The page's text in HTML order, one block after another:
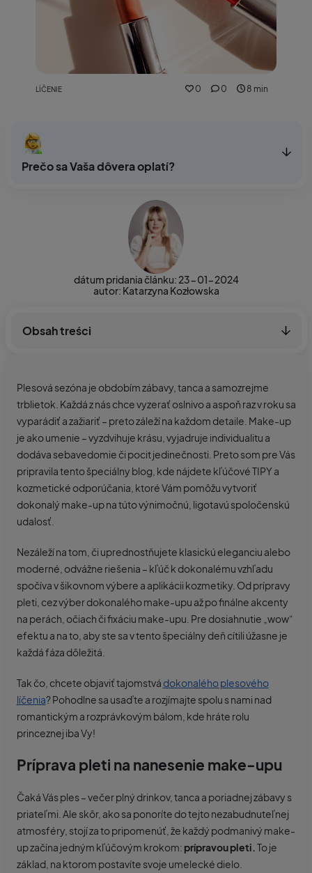
LÍČENIE 0 0 8 min
dátum pridania článku: 23-01-2024
autor: Katarzyna Kozłowska
Obsah treści
Plesová sezóna je obdobím zábavy, tanca a samozrejme
trblietok. Každá z nás chce vyzerať oslnivo a aspoň raz v roku sa
vyparádiť a zažiariť – preto záleží na každom detaile. Make-up
je ako umenie – vyzdvihuje krásu, vyjadruje individualitu a
dodáva sebavedomie či pocit jedinečnosti. Preto som pre Vás
pripravila tento špeciálny blog, kde nájdete kľúčové TIPY a
kozmetické odporúčania, ktoré Vám pomôžu vytvoriť
dokonalý make-up na túto výnimočnú, ligotavú spoločenskú
udalosť.
Nezáleží na tom, či uprednostňujete klasickú eleganciu alebo
moderné, odvážne riešenia – kľúč k dokonalému vzhľadu
spočíva v šikovnom výbere a aplikácii kozmetiky. Od prípravy
pleti, cez výber dokonalého make-upu až po finálne akcenty
na perách, očiach či fixáciu make-upu. Pre dosiahnutie „wow“
efektu a na to, aby ste sa v tento špeciálny deň cítili úžasne je
každá fáza dôležitá.
Tak čo, chcete objaviť tajomstvá dokonalého plesového
líčenia? Pohodlne sa usaďte a rozjímajte spolu s nami nad
romantickým a rozprávkovým bálom, kde hráte rolu
princeznej iba Vy!
Príprava pleti na nanesenie make-upu
Čaká Vás ples – večer plný drinkov, tanca a poriadnej zábavy s
priateľmi. Ale skôr, ako sa ponoríte do tejto nezabudnuteľnej
atmosféry, stojí za to pripomenúť, že každý podmanivý make-
up začína jedným kľúčovým krokom: prípravou pleti.To je
základ, na ktorom postavíte svoje umelecké dielo.
Prečo sa Vaša dôvera oplatí?